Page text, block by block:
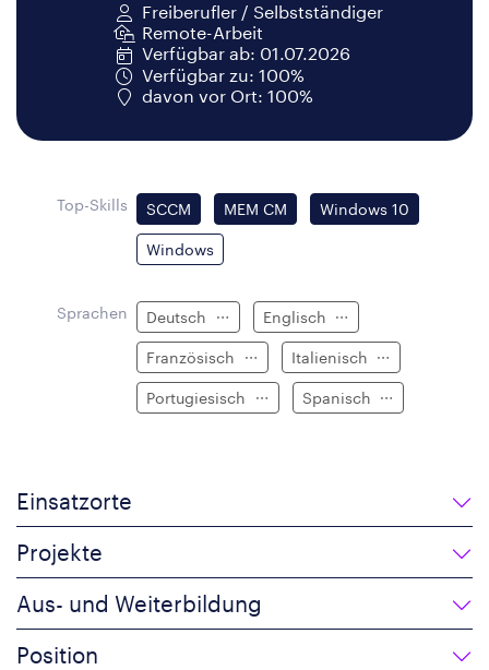
Freiberufler / Selbstständiger
Remote-Arbeit
Verfügbar ab: 01.07.2026
Verfügbar zu: 100%
davon vor Ort: 100%
Top-Skills SCCM MEM CM Windows 10
Windows
Sprachen Deutsch Englisch
Französisch Italienisch
Portugiesisch Spanisch
Einsatzorte
Projekte
Aus- und Weiterbildung
Position